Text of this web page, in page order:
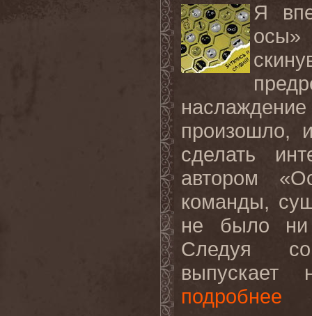
Я
произошло,
сделать
автором
команды,
не было ни
Следуя
выпускает
подробнее